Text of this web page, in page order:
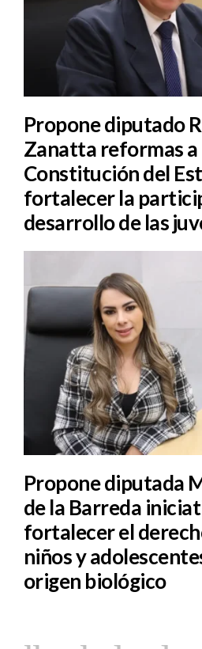
Propone diputado
Zanatta reformas a
Constitución del
fortalecer la
desarrollo de las
Propone diputada
de la Barreda
fortalecer el
niños y
origen biológico